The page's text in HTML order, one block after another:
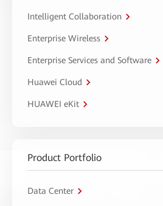
Intelligent Collaboration
Enterprise Wireless
Enterprise Services and Software
Huawei Cloud
HUAWEI eKit
Product Portfolio
Data Center